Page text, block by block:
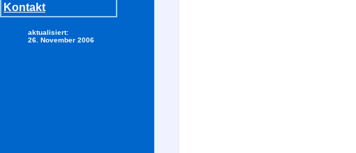
Kontakt
aktualisiert:
26. November 2006